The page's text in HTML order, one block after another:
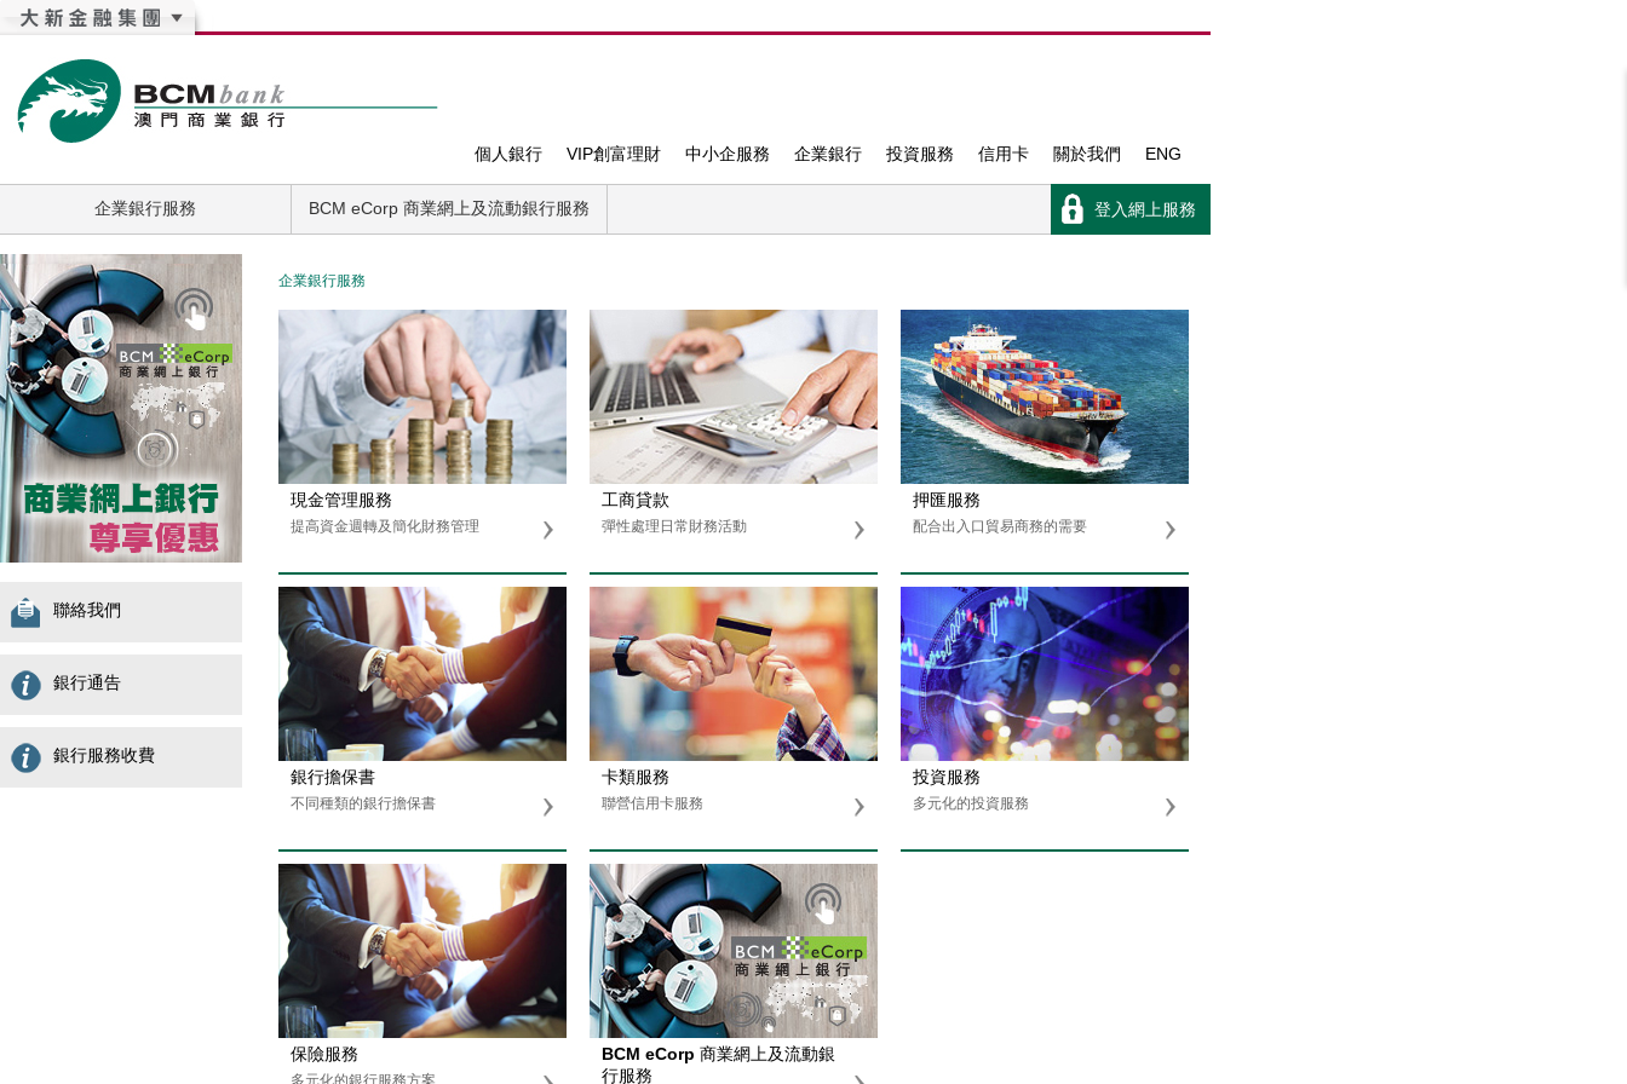
個人銀行 VIP創富理財 中小企服務 企業銀行 投資服務 信用卡 關於我們 ENG
企業銀行服務 BCM eCorp 商業網上及流動銀行服務 登入網上服務
聯絡我們
銀行通告
銀行服務收費
企業銀行服務
現金管理服務
提高資金週轉及簡化財務管理
工商貸款
彈性處理日常財務活動
押匯服務
配合出入口貿易商務的需要
銀行擔保書
不同種類的銀行擔保書
卡類服務
聯營信用卡服務
投資服務
多元化的投資服務
保險服務
多元化的銀行服務方案
BCM eCorp 商業網上及流動銀
行服務